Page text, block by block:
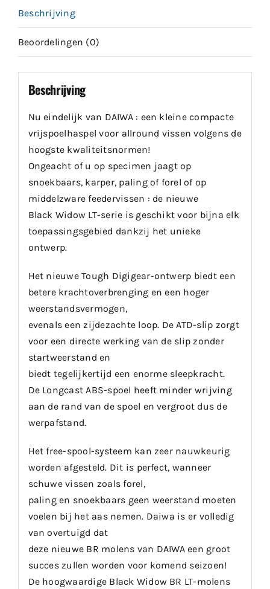
Beschrijving
Beoordelingen (0)
Beschrijving
Nu eindelijk van DAIWA : een kleine compacte
vrijspoelhaspel voor allround vissen volgens de
hoogste kwaliteitsnormen!
Ongeacht of u op specimen jaagt op
snoekbaars, karper, paling of forel of op
middelzware feedervissen : de nieuwe
Black Widow LT-serie is geschikt voor bijna elk
toepassingsgebied dankzij het unieke
ontwerp.
Het nieuwe Tough Digigear-ontwerp biedt een
betere krachtoverbrenging en een hoger
weerstandsvermogen,
evenals een zijdezachte loop. De ATD-slip zorgt
voor een directe werking van de slip zonder
startweerstand en
biedt tegelijkertijd een enorme sleepkracht.
De Longcast ABS-spoel heeft minder wrijving
aan de rand van de spoel en vergroot dus de
werpafstand.
Het free-spool-systeem kan zeer nauwkeurig
worden afgesteld. Dit is perfect, wanneer
schuwe vissen zoals forel,
paling en snoekbaars geen weerstand moeten
voelen bij het aas nemen. Daiwa is er volledig
van overtuigd dat
deze nieuwe BR molens van DAIWA een groot
succes zullen worden voor komend seizoen!
De hoogwaardige Black Widow BR LT-molens